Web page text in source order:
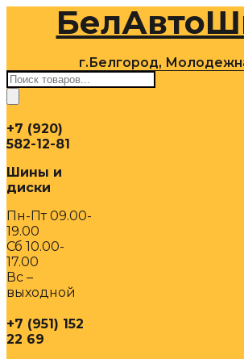
содержимому
г.Белгород,
Поиск
товаров
+7 (920)
582-12-81
Шины и
диски
Пн-Пт 09.00-
19.00
Сб 10.00-
17.00
Вс –
выходной
+7 (951) 152
22 69